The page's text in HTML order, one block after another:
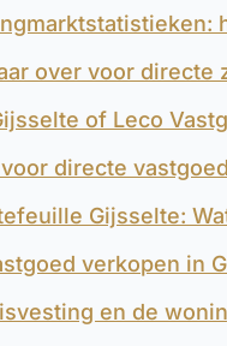
over voor directe
of Leco
directe
Gijsselte:
verkopen in
en de